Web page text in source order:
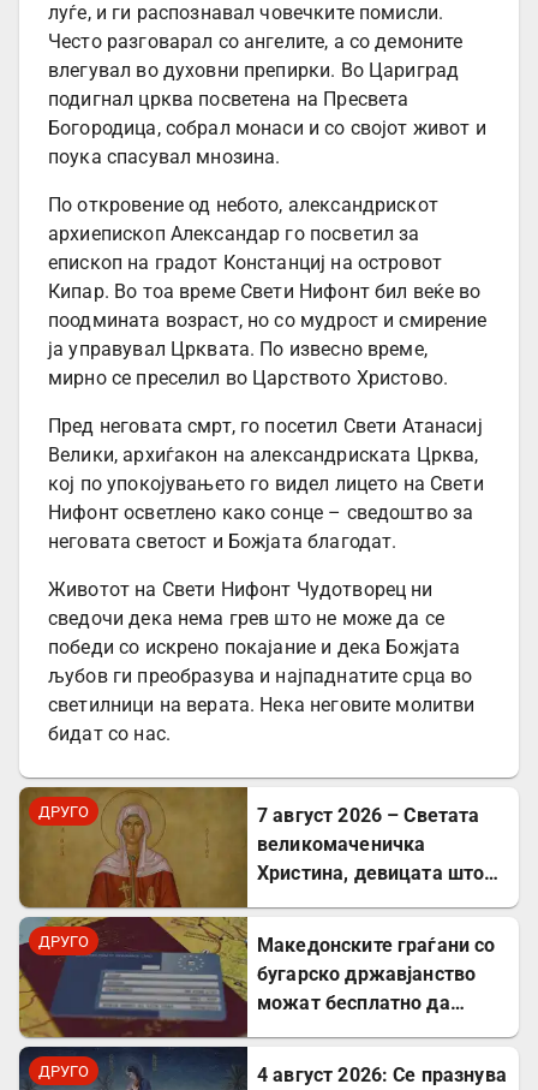
луѓе, и ги распознавал човечките помисли.
Често разговарал со ангелите, а со демоните
влегувал во духовни препирки. Во Цариград
подигнал црква посветена на Пресвета
Богородица, собрал монаси и со својот живот и
поука спасувал мнозина.
По откровение од небото, александрискот
архиепископ Александар го посветил за
епископ на градот Констанциј на островот
Кипар. Во тоа време Свети Нифонт бил веќе во
поодмината возраст, но со мудрост и смирение
ја управувал Црквата. По извесно време,
мирно се преселил во Царството Христово.
Пред неговата смрт, го посетил Свети Атанасиј
Велики, архиѓакон на александриската Црква,
кој по упокојувањето го видел лицето на Свети
Нифонт осветлено како сонце – сведоштво за
неговата светост и Божјата благодат.
Животот на Свети Нифонт Чудотворец ни
сведочи дека нема грев што не може да се
победи со искрено покајание и дека Божјата
љубов ги преобразува и најпаднатите срца во
светилници на верата. Нека неговите молитви
бидат со нас.
ДРУГО
7 август 2026 – Светата
великомаченичка
Христина, девицата што
ДРУГО
Mакедонските граѓани со
бугарско државјанство
можат бесплатно да
ДРУГО
4 август 2026: Се празнува